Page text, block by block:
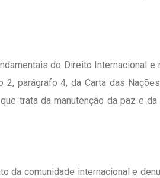
do Direito Internacional e
parágrafo 4, da Carta das
trata da manutenção da paz e da
da comunidade internacional e